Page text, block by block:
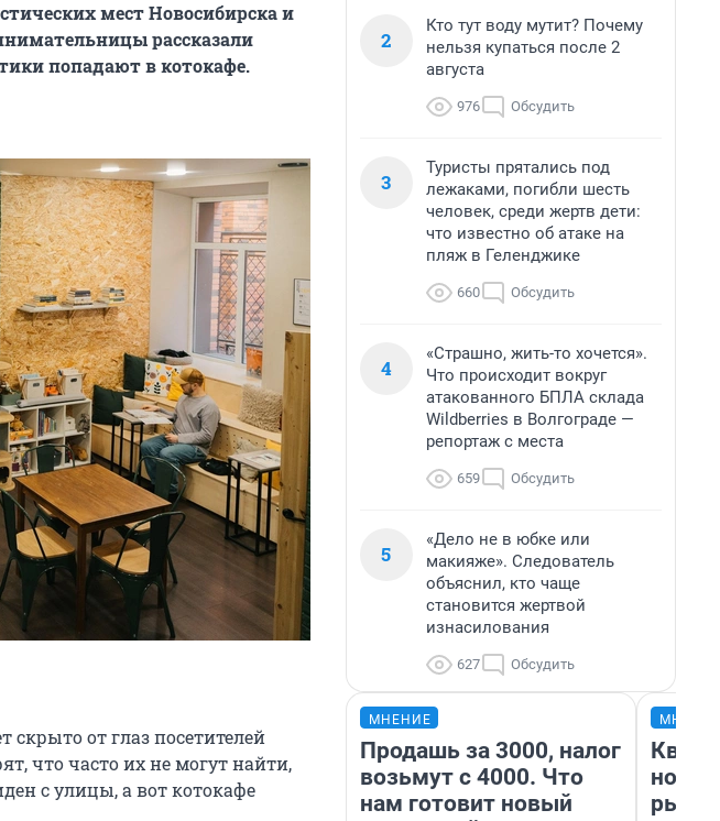
мест Новосибирска и
рассказали
попадают в котокафе.
скрыто от глаз посетителей
что часто их не могут найти,
с улицы, а вот котокафе
2
Кто тут воду мутит? Почему
нельзя купаться после 2
августа
976 Обсудить
3
Туристы прятались под
лежаками, погибли шесть
человек, среди жертв дети:
что известно об атаке на
пляж в Геленджике
660 Обсудить
4
«Страшно, жить-то хочется».
Что происходит вокруг
атакованного БПЛА склада
Wildberries в Волгограде —
репортаж с места
659 Обсудить
5
«Дело не в юбке или
макияже». Следователь
объяснил, кто чаще
становится жертвой
изнасилования
627 Обсудить
МНЕНИЕ
Продашь за 3000, налог
возьмут с 4000. Что
нам готовит новый
но